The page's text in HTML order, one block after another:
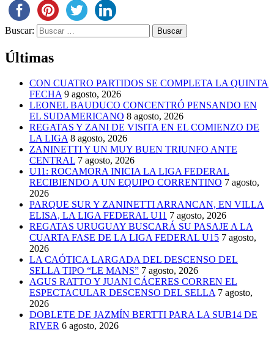
Buscar:
Últimas
CON CUATRO PARTIDOS SE COMPLETA LA QUINTA
FECHA 9 agosto, 2026
LEONEL BAUDUCO CONCENTRÓ PENSANDO EN
EL SUDAMERICANO 8 agosto, 2026
REGATAS Y ZANI DE VISITA EN EL COMIENZO DE
LA LIGA 8 agosto, 2026
ZANINETTI Y UN MUY BUEN TRIUNFO ANTE
CENTRAL 7 agosto, 2026
U11: ROCAMORA INICIA LA LIGA FEDERAL
RECIBIENDO A UN EQUIPO CORRENTINO 7 agosto,
2026
PARQUE SUR Y ZANINETTI ARRANCAN, EN VILLA
ELISA, LA LIGA FEDERAL U11 7 agosto, 2026
REGATAS URUGUAY BUSCARÁ SU PASAJE A LA
CUARTA FASE DE LA LIGA FEDERAL U15 7 agosto,
2026
LA CAÓTICA LARGADA DEL DESCENSO DEL
SELLA TIPO “LE MANS” 7 agosto, 2026
AGUS RATTO Y JUANI CÁCERES CORREN EL
ESPECTACULAR DESCENSO DEL SELLA 7 agosto,
2026
DOBLETE DE JAZMÍN BERTTI PARA LA SUB14 DE
RIVER 6 agosto, 2026